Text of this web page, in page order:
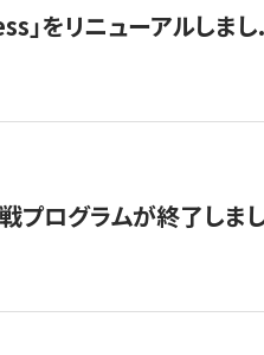
」をリニューアルしま
プログラムが終了しま